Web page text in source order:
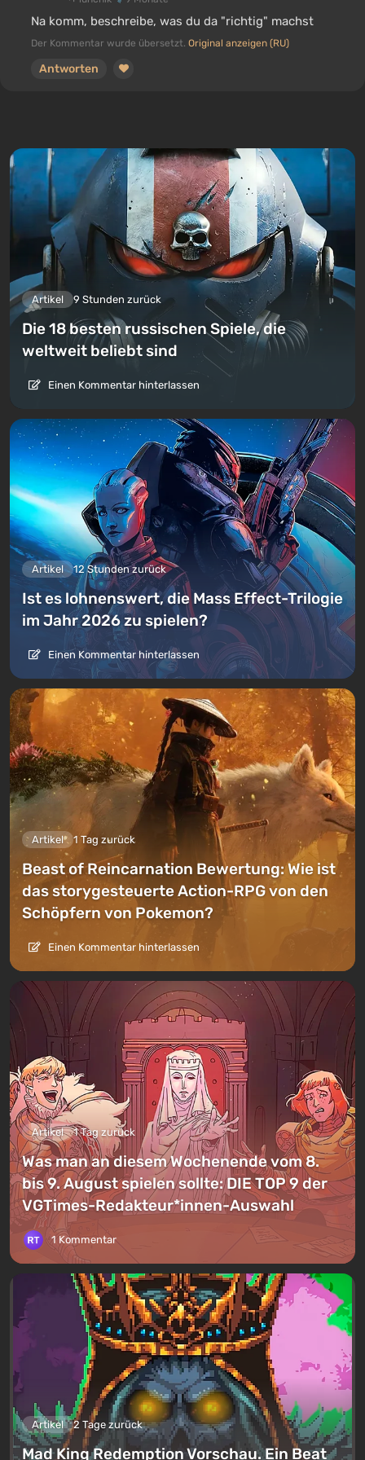
Na komm, beschreibe, was du da "richtig" machst
Der Kommentar wurde übersetzt. Original anzeigen (RU)
Antworten
Artikel 9 Stunden zurück
Die 18 besten russischen Spiele, die
weltweit beliebt sind
Einen Kommentar hinterlassen
Artikel 12 Stunden zurück
Ist es lohnenswert, die Mass Effect-Trilogie
im Jahr 2026 zu spielen?
Einen Kommentar hinterlassen
Artikel 1 Tag zurück
Beast of Reincarnation Bewertung: Wie ist
das storygesteuerte Action-RPG von den
Schöpfern von Pokemon?
Einen Kommentar hinterlassen
Artikel 1 Tag zurück
Was man an diesem Wochenende vom 8.
bis 9. August spielen sollte: DIE TOP 9 der
VGTimes-Redakteur*innen-Auswahl
1 Kommentar
Artikel 2 Tage zurück
Mad King Redemption Vorschau. Ein Beat